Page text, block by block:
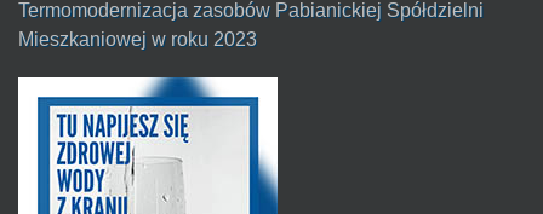
Termomodernizacja zasobów Pabianickiej Spółdzielni
Mieszkaniowej w roku 2023